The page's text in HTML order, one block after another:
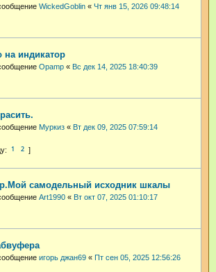
WickedGoblin « Чт янв 15, 2026 09:48:14
на индикатор
Opamp « Вс дек 14, 2025 18:40:39
Муркиз « Вт дек 09, 2025 07:59:14
1 2
самодельный исходник шкалы
Art1990 « Вт окт 07, 2025 01:10:17
игорь джан69 « Пт сен 05, 2025 12:56:26